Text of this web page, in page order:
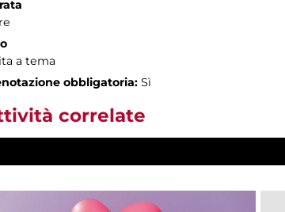
a tema
obbligatoria: Sì
correlate